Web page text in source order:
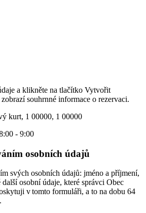
a klikněte na tlačítko Vytvořit
souhrnné informace o rezervaci.
kurt, 1 00000, 1 00000
- 9:00
osobních údajů
svých osobních údajů: jméno a příjmení,
osobní údaje, které správci Obec
v tomto formuláři, a to na dobu 64